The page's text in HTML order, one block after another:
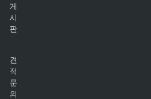
게
시
판
견
적
문
의